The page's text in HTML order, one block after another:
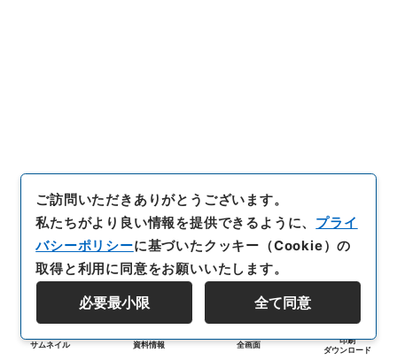
サムネイル 資料情報 全画面
印刷
ダウンロード
ご訪問いただきありがとうございます。
私たちがより良い情報を提供できるように、 プライ
バシーポリシーに基づいたクッキー（Cookie）の
取得と利用に同意をお願いいたします。
必要最小限 全て同意